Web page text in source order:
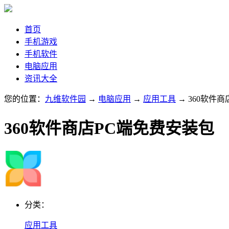
首页
手机游戏
手机软件
电脑应用
资讯大全
您的位置： 九维软件园 → 电脑应用 → 应用工具 → 360软件商
360软件商店PC端免费安装包
分类：
应用工具